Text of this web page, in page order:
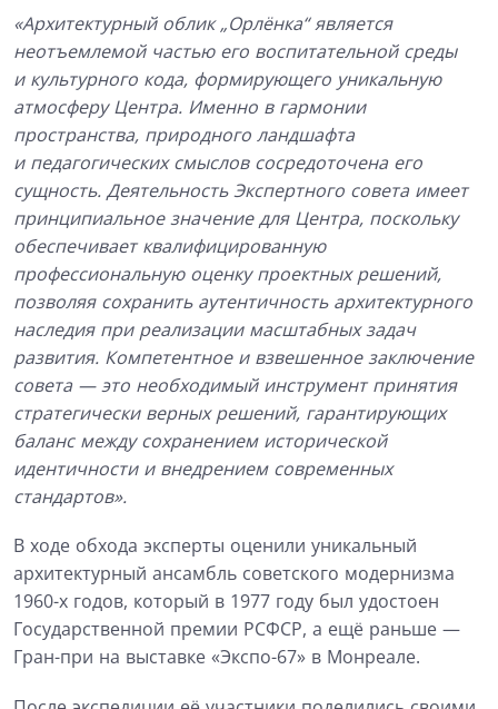
«Архитектурный облик „Орлёнка“ является
неотъемлемой частью его воспитательной среды
и культурного кода, формирующего уникальную
атмосферу Центра. Именно в гармонии
пространства, природного ландшафта
и педагогических смыслов сосредоточена его
сущность. Деятельность Экспертного совета имеет
принципиальное значение для Центра, поскольку
обеспечивает квалифицированную
профессиональную оценку проектных решений,
позволяя сохранить аутентичность архитектурного
наследия при реализации масштабных задач
развития. Компетентное и взвешенное заключение
совета — это необходимый инструмент принятия
стратегически верных решений, гарантирующих
баланс между сохранением исторической
идентичности и внедрением современных
стандартов».
В ходе обхода эксперты оценили уникальный
архитектурный ансамбль советского модернизма
1960-х годов, который в 1977 году был удостоен
Государственной премии РСФСР, а ещё раньше —
Гран-при на выставке «Экспо-67» в Монреале.